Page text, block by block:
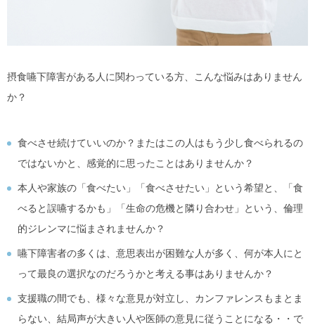
摂食嚥下障害がある人に関わっている方、こんな悩みはありません
か？
食べさせ続けていいのか？またはこの人はもう少し食べられるの
ではないかと、感覚的に思ったことはありませんか？
本人や家族の「食べたい」「食べさせたい」という希望と、「食
べると誤嚥するかも」「生命の危機と隣り合わせ」という、倫理
的ジレンマに悩まされませんか？
嚥下障害者の多くは、意思表出が困難な人が多く、何が本人にと
って最良の選択なのだろうかと考える事はありませんか？
支援職の間でも、様々な意見が対立し、カンファレンスもまとま
らない、結局声が大きい人や医師の意見に従うことになる・・で